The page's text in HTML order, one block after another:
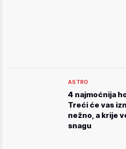
ASTRO
4 najmoćnija
Treći će vas
nežno, a krije
snagu